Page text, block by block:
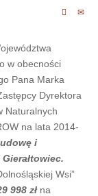
w obecności
Pana Marka
Dyrektora
Naturalnych
na lata 2014-
i
Wsi”
998 złna